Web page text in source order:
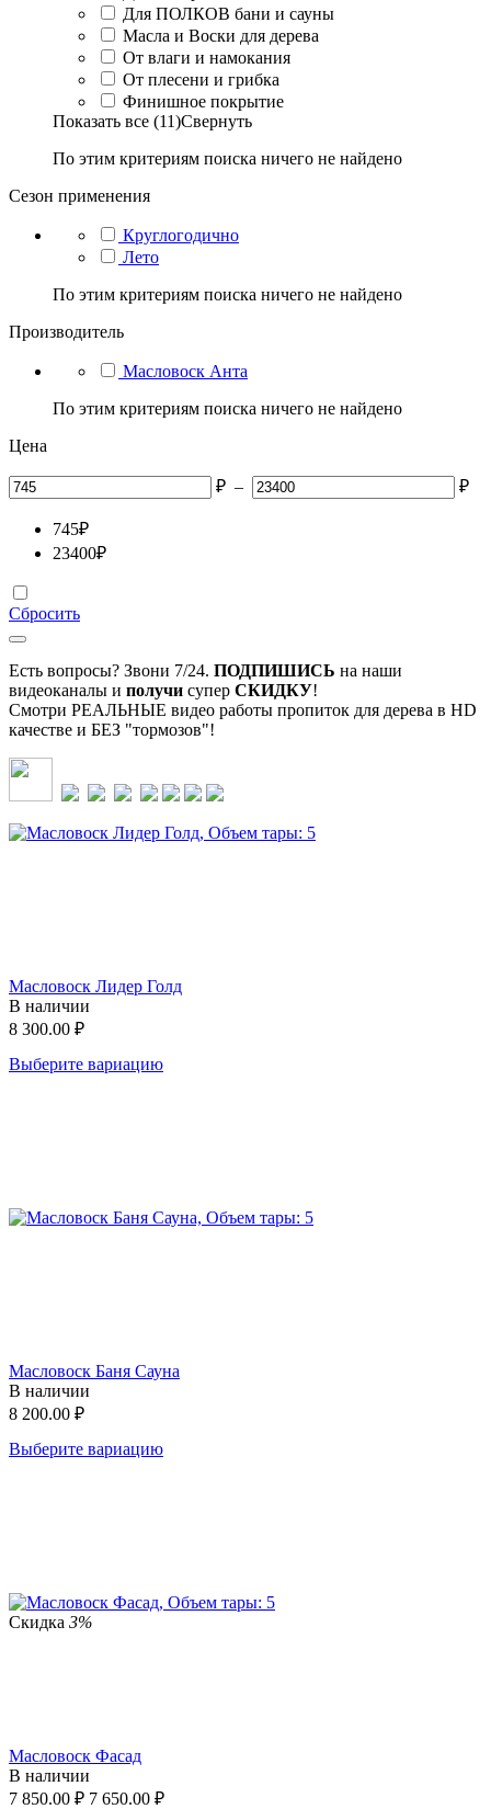
Для ПОЛКОВ бани и сауны
Масла и Воски для дерева
От влаги и намокания
От плесени и грибка
Финишное покрытие
Показать все (11)Свернуть
По этим критериям поиска ничего не найдено
Сезон применения
Круглогодично
Лето
По этим критериям поиска ничего не найдено
Производитель
Масловоск Анта
По этим критериям поиска ничего не найдено
Цена
₽ – ₽
745₽
23400₽
Сбросить
Есть вопросы? Звони 7/24. ПОДПИШИСЬ на наши
видеоканалы и получи супер СКИДКУ!
Смотри РЕАЛЬНЫЕ видео работы пропиток для дерева в HD
качестве и БЕЗ "тормозов"!
Масловоск Лидер Голд
В наличии
8 300.00 ₽
Выберите вариацию
Масловоск Баня Сауна
В наличии
8 200.00 ₽
Выберите вариацию
Скидка 3%
Масловоск Фасад
В наличии
7 850.00 ₽ 7 650.00 ₽